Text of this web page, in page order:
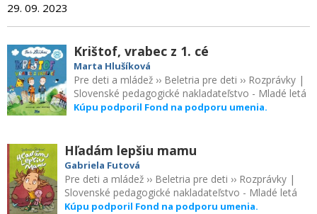
29. 09. 2023
Krištof, vrabec z 1. cé
Marta Hlušíková
Pre deti a mládež›› Beletria pre deti ›› Rozprávky|
Slovenské pedagogické nakladateľstvo - Mladé letá
Kúpu podporil Fond na podporu umenia.
Hľadám lepšiu mamu
Gabriela Futová
Pre deti a mládež›› Beletria pre deti ›› Rozprávky|
Slovenské pedagogické nakladateľstvo - Mladé letá
Kúpu podporil Fond na podporu umenia.